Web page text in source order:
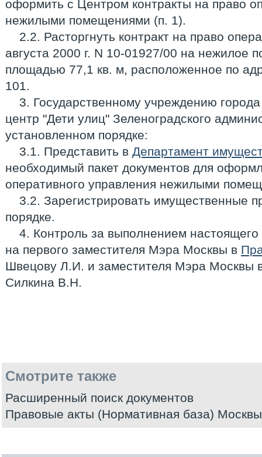
оформить с Центром контракты на право
нежилыми помещениями (п. 1).
2.2. Расторгнуть контракт на право
августа 2000 г. N 10-01927/00 на нежилое
площадью 77,1 кв. м, расположенное по
101.
3. Государственному учреждению
центр "Дети улиц" Зеленоградского
установленном порядке:
3.1. Представить в Департамент
необходимый пакет документов для
оперативного управления нежилыми
3.2. Зарегистрировать имущественные
порядке.
4. Контроль за выполнением
на первого заместителя Мэра Москвы в
Швецову Л.И. и заместителя Мэра Москвы
Силкина В.Н.
Смотрите также
Расширенный поиск документов
Правовые акты (Нормативная база) Москвы